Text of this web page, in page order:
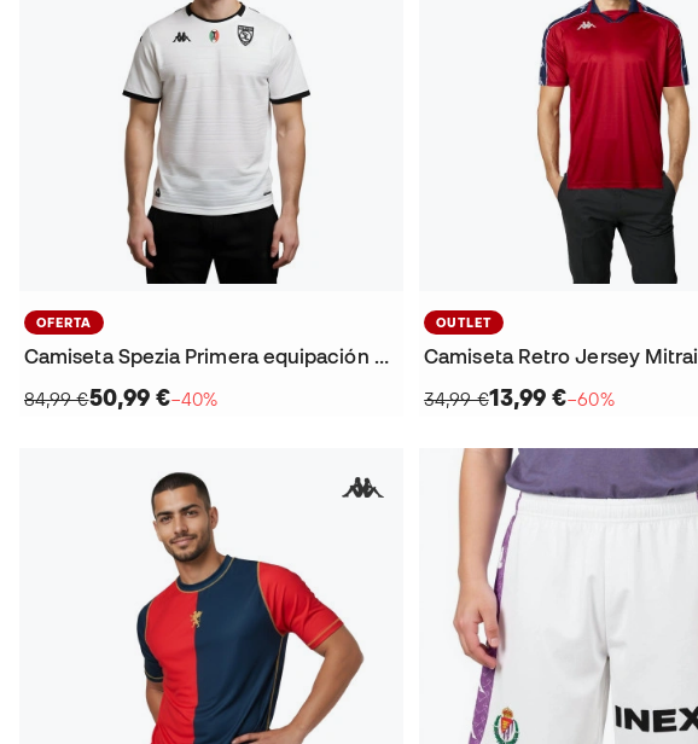
OFERTA
Camiseta Spezia Primera equipación 2025-2026
84,99 €50,99 €−40%
OUTLET
Camiseta Retro Jersey Mitrai
34,99 €13,99 €−60%